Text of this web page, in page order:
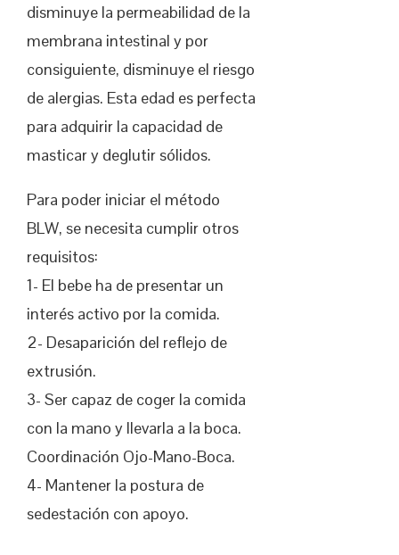
disminuye la permeabilidad de la
membrana intestinal y por
consiguiente, disminuye el riesgo
de alergias. Esta edad es perfecta
para adquirir la capacidad de
masticar y deglutir sólidos.
Para poder iniciar el método
BLW, se necesita cumplir otros
requisitos:
1- El bebe ha de presentar un
interés activo por la comida.
2- Desaparición del reflejo de
extrusión.
3- Ser capaz de coger la comida
con la mano y llevarla a la boca.
Coordinación Ojo-Mano-Boca.
4- Mantener la postura de
sedestación con apoyo.